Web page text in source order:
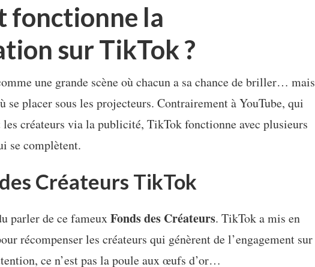
fonctionne la
sur TikTok ?
une grande scène où chacun a sa chance de briller… mais
se placer sous les projecteurs. Contrairement à YouTube, qui
créateurs via la publicité, TikTok fonctionne avec plusieurs
se complètent.
Créateurs TikTok
parler de ce fameuxFonds des Créateurs. TikTok a mis en
récompenser les créateurs qui génèrent de l’engagement sur
ce n’est pas la poule aux œufs d’or…